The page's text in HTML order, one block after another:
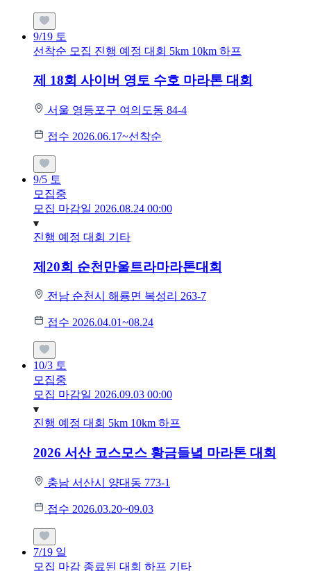
9/19 토
선착순 모집 진행 예정 대회 5km 10km 하프
제 18회 사이버 영토 수호 마라톤 대회
서울 영등포구 여의도동 84-4
접수 2026.06.17~선착순
9/5 토
모집중
모집 마감일 2026.08.24 00:00
진행 예정 대회 기타
제20회 순천만울트라마라톤대회
전남 순천시 해룡면 복성리 263-7
접수 2026.04.01~08.24
10/3 토
모집중
모집 마감일 2026.09.03 00:00
진행 예정 대회 5km 10km 하프
2026 서산 코스모스 황금들녘 마라톤 대회
충남 서산시 양대동 773-1
접수 2026.03.20~09.03
7/19 일
모집 마감 종료된 대회 하프 기타